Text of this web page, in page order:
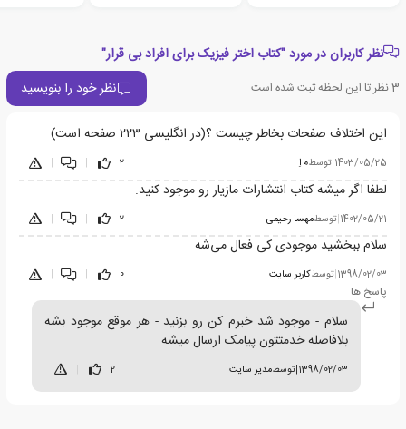
نظر کاربران در مورد "کتاب اختر فیزیک برای افراد بی قرار"
3نظر تا این لحظه ثبت شده است نظر خود را بنویسید
این اختلاف صفحات بخاطر چیست ؟(در انگلیسی ۲۲۳ صفحه است)
1403/05/25
|توسطم اِ 2
|
|
لطفا اگر میشه کتاب انتشارات مازیار رو موجود کنید.
1402/05/21
|توسطمهسا رحیمی 2
|
|
سلام ببخشید موجودی کی فعال می‌شه
1398/02/03
|توسطکاربر سایت 0
|
|
پاسخ ها
سلام - موجود شد خبرم کن رو بزنید - هر موقع موجود بشه
بلافاصله خدمتتون پیامک ارسال میشه
1398/02/03
|توسطمدیر سایت 2